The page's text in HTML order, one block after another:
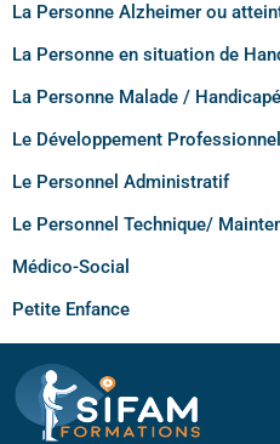
La Personne Alzheimer ou
La Personne en situation de
La Personne Malade /
Le Développement Professionnel
Le Personnel Administratif
Le Personnel Technique/
Médico-Social
Petite Enfance